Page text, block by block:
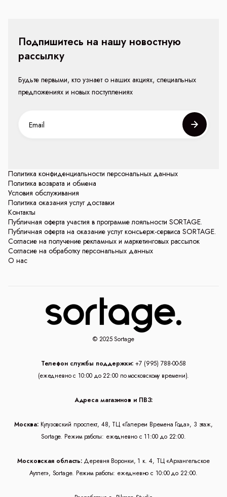
Политика конфиденциальности персональных данных
Политика возврата и обмена
Условия обслуживания
Политика оказания услуг доставки
Контакты
Публичная оферта участия в программе лояльности SORTAGE.
Публичная оферта на оказание услуг консьерж-сервиса SORTAGE.
Согласие на получение рекламных и маркетинговых рассылок
Согласие на обработку персональных данных
О нас
Подпишитесь на нашу новостную
рассылку
Будьте первыми, кто узнает о наших акциях, специальных
предложениях и новых поступлениях
© 2025 Sortage
Телефон службы поддержки: +7 (995) 788-00-58
(ежедневно с 10:00 до 22:00 по московскому времени).
Адреса магазинов и ПВЗ:
Москва: Кутузовский проспект, 48, ТЦ «Галереи Времена Года», 3 этаж,
Sortage. Режим работы: ежедневно с 11:00 до 22:00.
Московская область: Деревня Воронки, 1 к. 4, ТЦ «Архангельское
Аутлет», Sortage. Режим работы: ежедневно с 10:00 до 22:00.